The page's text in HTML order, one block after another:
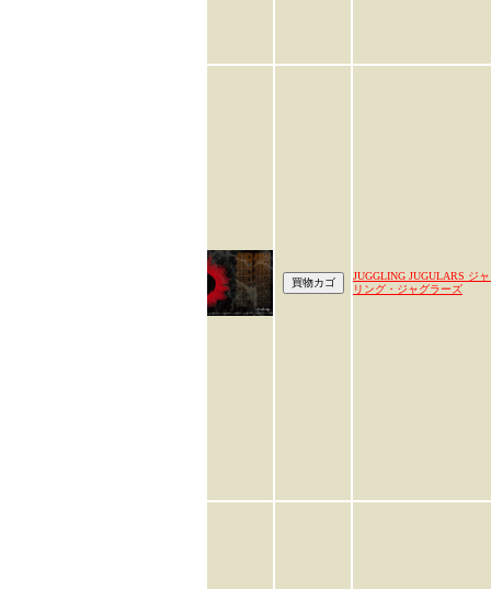
JUGGLING JUGULARS ジ
リング・ジャグラーズ